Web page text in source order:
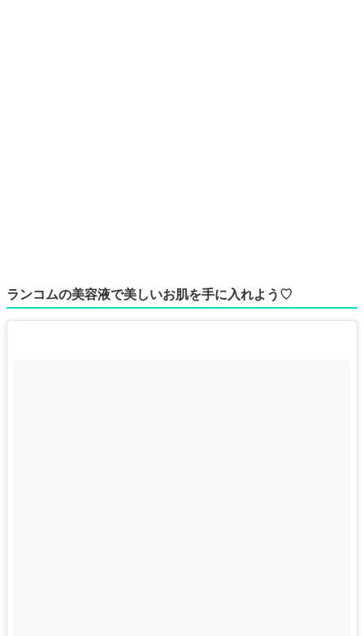
ランコムの美容液で美しいお肌を手に入れよう♡